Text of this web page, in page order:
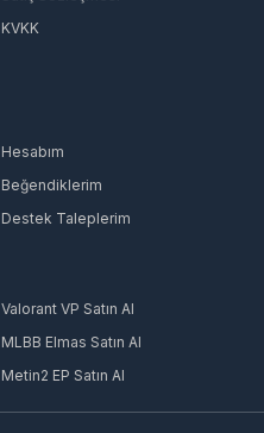
KVKK
Hesabım
Beğendiklerim
Destek Taleplerim
Valorant VP Satın Al
MLBB Elmas Satın Al
Metin2 EP Satın Al